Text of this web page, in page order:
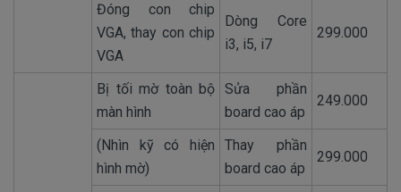
Đóng con chip
VGA, thay con chip
VGA
Dòng Core
i3, i5, i7
299.000
Bị tối mờ toàn bộ
màn hình
Sửa phần
board cao áp
249.000
(Nhìn kỹ có hiện
hình mờ)
Thay phần
board cao áp
299.000